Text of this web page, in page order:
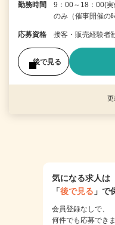
勤務時間
9：00～18：00(
のみ（催事開催の
応募資格 接客・販売経験者
後で見る
気になる求人は
「後で見る 」で
会員登録なしで、
何件でも応募できま